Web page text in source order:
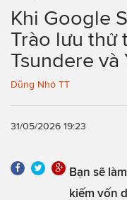
Khi Google
Trào lưu thử
Tsundere và
Dũng Nhỏ TT
31/05/2026 19:23
Bạn sẽ
kiếm vốn